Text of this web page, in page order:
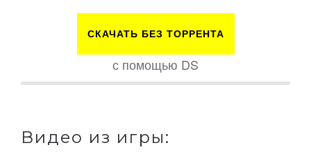
СКАЧАТЬ БЕЗ ТОРРЕНТА
с помощью DS
Видео из игры: